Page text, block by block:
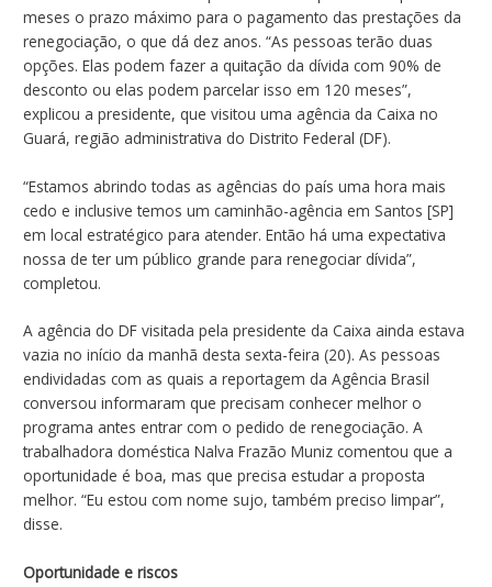
meses o prazo máximo para o pagamento das prestações da
renegociação, o que dá dez anos. “As pessoas terão duas
opções. Elas podem fazer a quitação da dívida com 90% de
desconto ou elas podem parcelar isso em 120 meses”,
explicou a presidente, que visitou uma agência da Caixa no
Guará, região administrativa do Distrito Federal (DF).
“Estamos abrindo todas as agências do país uma hora mais
cedo e inclusive temos um caminhão-agência em Santos [SP]
em local estratégico para atender. Então há uma expectativa
nossa de ter um público grande para renegociar dívida”,
completou.
A agência do DF visitada pela presidente da Caixa ainda estava
vazia no início da manhã desta sexta-feira (20). As pessoas
endividadas com as quais a reportagem da Agência Brasil
conversou informaram que precisam conhecer melhor o
programa antes entrar com o pedido de renegociação. A
trabalhadora doméstica Nalva Frazão Muniz comentou que a
oportunidade é boa, mas que precisa estudar a proposta
melhor. “Eu estou com nome sujo, também preciso limpar”,
disse.
Oportunidade e riscos